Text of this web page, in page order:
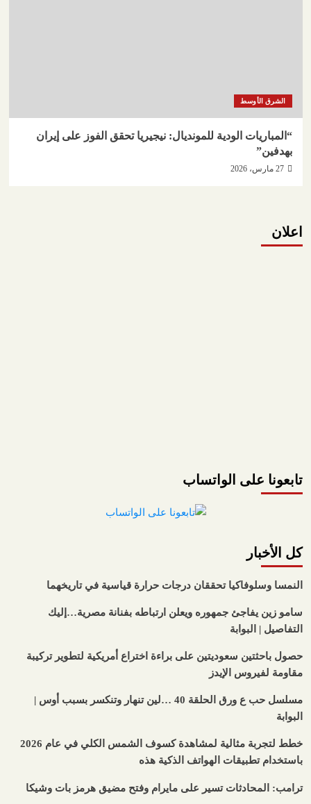
الشرق الأوسط
“المباريات الودية للمونديال: نيجيريا تحقق الفوز على إيران
بهدفين”
27 مارس، 2026
اعلان
تابعونا على الواتساب
كل الأخبار
النمسا وسلوفاكيا تحققان درجات حرارة قياسية في تاريخهما
سامو زين يفاجئ جمهوره ويعلن ارتباطه بفنانة مصرية…إليك
التفاصيل | البوابة
حصول باحثتين سعوديتين على براءة اختراع أمريكية لتطوير تركيبة
مقاومة لفيروس الإيدز
مسلسل حب ع ورق الحلقة 40 …لين تنهار وتنكسر بسبب أوس |
البوابة
خطط لتجربة مثالية لمشاهدة كسوف الشمس الكلي في عام 2026
باستخدام تطبيقات الهواتف الذكية هذه
ترامب: المحادثات تسير على مايرام وفتح مضيق هرمز بات وشيكا